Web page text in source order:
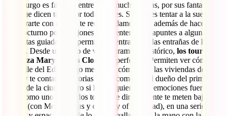
Edimburgo es famosa, entre otras muchas cosas, por sus fantasmas,
esos que dicen tener por todas partes. Si quieres tentar a la suerte y
encontrarte con alguno te recomendamos que, además de hacer un
tour nocturno por callejones y cementerios, te apuntes a alguna de
las visitas guiadas que permiten adentrarse en las entrañas de la
ciudad. Desde un punto de vista puramente histórico, los tours que
organiza Mary King’s Close
son perfectos. Permiten ver cómo era
una calle del Edimburgo medieval, cómo eran las viviendas de la
gente y te contarán historias reales como la del dueño del primer
retrete de la ciudad. Pero si lo que quieres son emociones fuertes,
nada como uno de los dos tours que directamente te meten bajo la
ciudad (con Mercat Tous y con City of the Dead), en una serie de